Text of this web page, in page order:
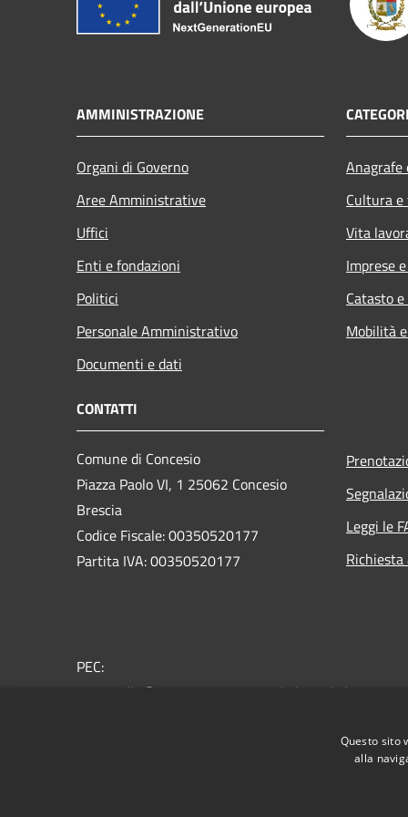
AMMINISTRAZIONE
Organi di Governo
Aree Amministrative
Uffici
Enti e fondazioni
Politici
Personale Amministrativo
Documenti e dati
Cultura
Vita
Imprese
Catasto
Mobilità
CONTATTI
Comune di Concesio
Piazza Paolo VI, 1 25062 Concesio
Brescia
Codice Fiscale: 00350520177
Partita IVA: 00350520177
PEC:
protocollo@pec.comune.concesio.brescia.it
Leggi le
Questo sito
alla